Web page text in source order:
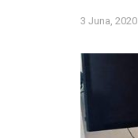
3 Juna, 2020